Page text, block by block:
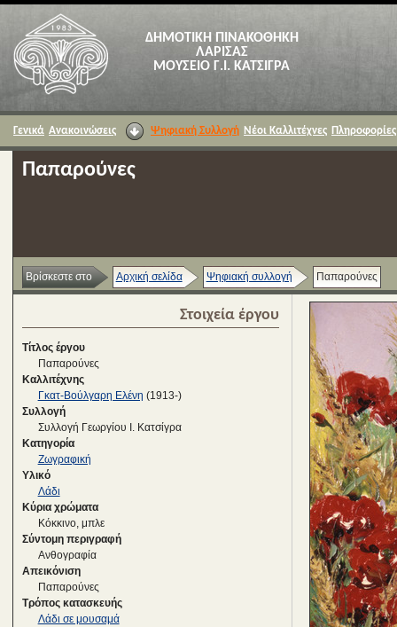
ΔΗΜΟΤΙΚΗ ΠΙΝΑΚΟΘΗΚΗ
ΛΑΡΙΣΑΣ
ΜΟΥΣΕΙΟ Γ.Ι. ΚΑΤΣΙΓΡΑ
Γενικά Ανακοινώσεις Ψηφιακή Συλλογή Νέοι Καλλιτέχνες Πληροφορίες
Παπαρούνες
Βρίσκεστε στο Αρχική σελίδα Ψηφιακή συλλογή Παπαρούνες
Στοιχεία έργου
Τίτλος έργου
Παπαρούνες
Καλλιτέχνης
Γκατ-Βούλγαρη Ελένη (1913-)
Συλλογή
Συλλογή Γεωργίου Ι. Κατσίγρα
Κατηγορία
Ζωγραφική
Υλικό
Λάδι
Κύρια χρώματα
Κόκκινο, μπλε
Σύντομη περιγραφή
Ανθογραφία
Απεικόνιση
Παπαρούνες
Τρόπος κατασκευής
Λάδι σε μουσαμά